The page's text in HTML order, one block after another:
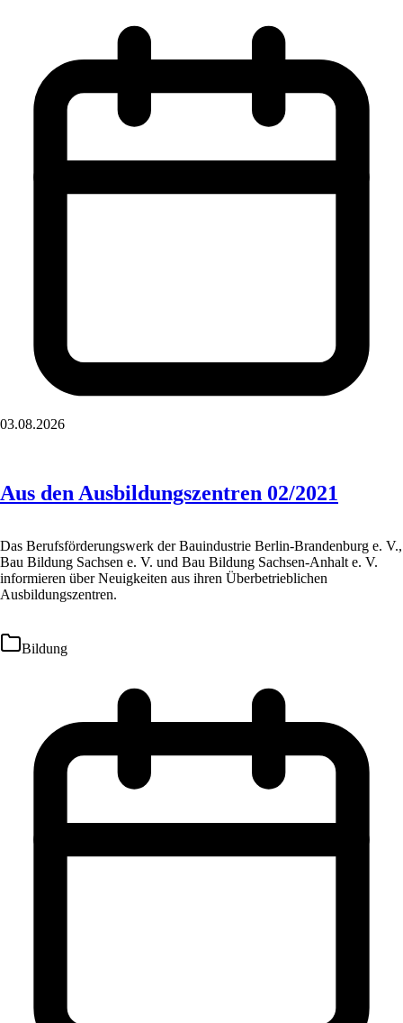
03.08.2026
Aus den Ausbildungszentren 02/2021
Das Berufsförderungswerk der Bauindustrie Berlin-Brandenburg e. V.,
Bau Bildung Sachsen e. V. und Bau Bildung Sachsen-Anhalt e. V.
informieren über Neuigkeiten aus ihren Überbetrieblichen
Ausbildungszentren.
Bildung